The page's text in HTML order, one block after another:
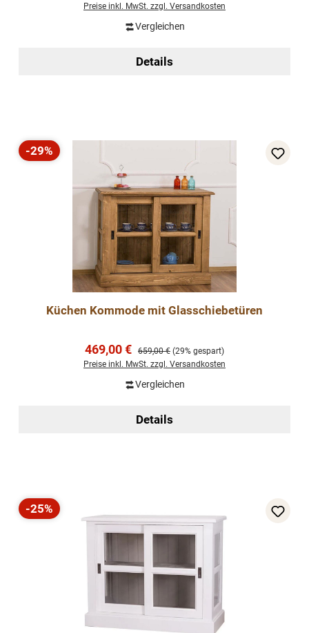
Preise inkl. MwSt. zzgl. Versandkosten
Vergleichen
Details
Rabatt
-29%
Küchen Kommode mit Glasschiebetüren
Verkaufspreis:
469,00 € Regulärer Preis:
659,00 € (29% gespart)
Preise inkl. MwSt. zzgl. Versandkosten
Vergleichen
Details
Rabatt
-25%